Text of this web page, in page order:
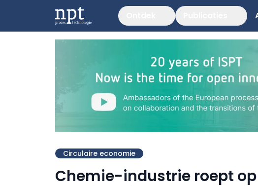
Circulaire economie
Chemie-industrie roept